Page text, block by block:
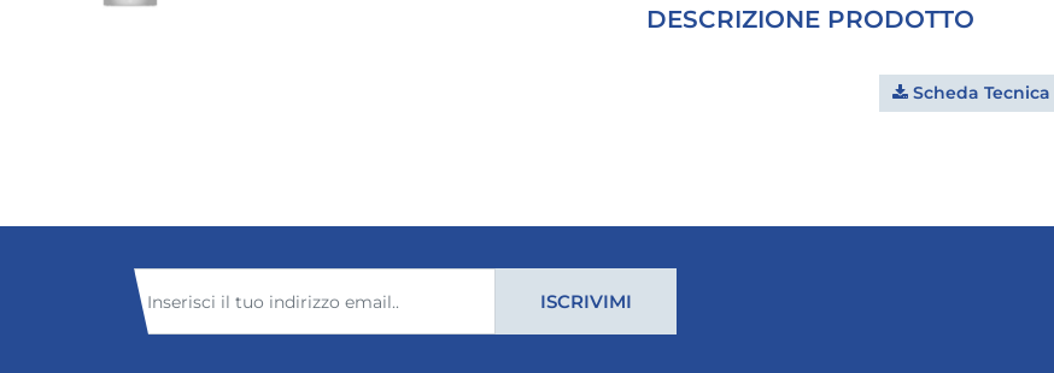
DESCRIZIONE PRODOTTO
Scheda Tecnica